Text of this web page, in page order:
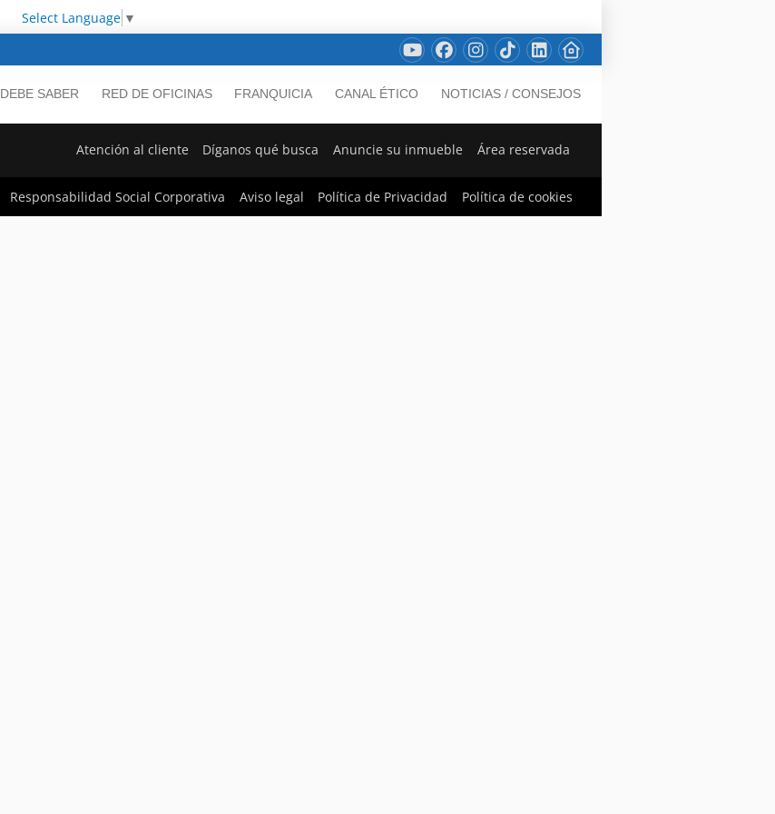
Select Language ▼
DEBE SABER RED DE OFICINAS FRANQUICIA CANAL ÉTICO NOTICIAS / CONSEJOS
Atención al cliente Díganos qué busca Anuncie su inmueble Área reservada
Responsabilidad Social Corporativa Aviso legal Política de Privacidad Política de cookies